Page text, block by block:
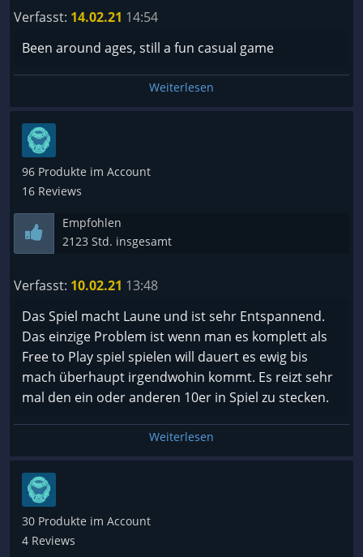
Verfasst: 14.02.21 14:54
Been around ages, still a fun casual game
Weiterlesen
96 Produkte im Account
16 Reviews
Empfohlen
2123 Std. insgesamt
Verfasst: 10.02.21 13:48
Das Spiel macht Laune und ist sehr Entspannend.
Das einzige Problem ist wenn man es komplett als
Free to Play spiel spielen will dauert es ewig bis
mach überhaupt irgendwohin kommt. Es reizt sehr
mal den ein oder anderen 10er in Spiel zu stecken.
Weiterlesen
30 Produkte im Account
4 Reviews